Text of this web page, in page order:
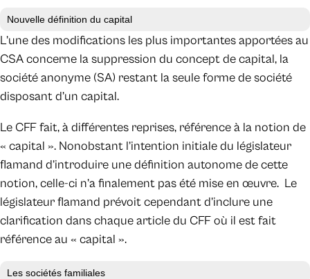
Nouvelle définition du capital
L’une des modifications les plus importantes apportées au
CSA concerne la suppression du concept de capital, la
société anonyme (SA) restant la seule forme de société
disposant d’un capital.
Le CFF fait, à différentes reprises, référence à la notion de
« capital ». Nonobstant l’intention initiale du législateur
flamand d’introduire une définition autonome de cette
notion, celle-ci n’a finalement pas été mise en œuvre. Le
législateur flamand prévoit cependant d’inclure une
clarification dans chaque article du CFF où il est fait
référence au « capital ».
Les sociétés familiales